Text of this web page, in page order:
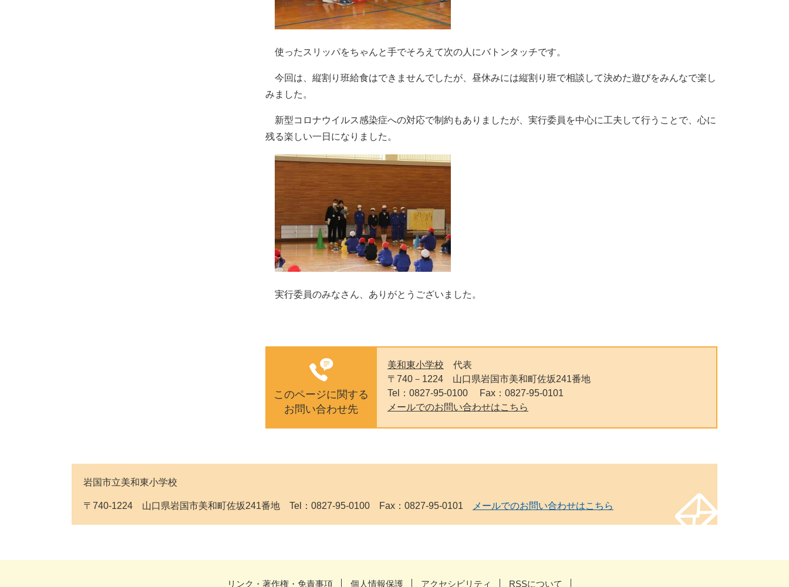
使ったスリッパをちゃんと手でそろえて次の人にバトンタッチです。
今回は、縦割り班給食はできませんでしたが、昼休みには縦割り班で相談して決めた遊びをみんなで楽し
みました。
新型コロナウイルス感染症への対応で制約もありましたが、実行委員を中心に工夫して行うことで、心に
残る楽しい一日になりました。
実行委員のみなさん、ありがとうございました。
このページに関する
お問い合わせ先
美和東小学校
代表
〒740－1224
山口県岩国市美和町佐坂241番地
Tel：0827-95-0100
Fax：0827-95-0101
メールでのお問い合わせはこちら
岩国市立美和東小学校
〒740-1224 山口県岩国市美和町佐坂241番地 Tel：0827-95-0100 Fax：0827-95-0101 メールでのお問い合わせはこちら
リンク・著作権・免責事項 個人情報保護 アクセシビリティ RSSについて